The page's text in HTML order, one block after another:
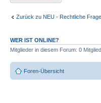
Zurück zu NEU - Rechtliche
WER IST ONLINE?
Mitglieder in diesem Forum: 0
Foren-Übersicht